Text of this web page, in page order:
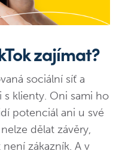
zajímat?
sociální síť a
klienty. Oni sami ho
potenciál ani u své
dělat závěry,
zákazník. A v